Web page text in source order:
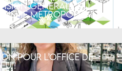
générale du
Métropolitain
pour l’office de
!